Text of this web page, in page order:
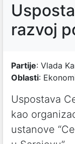
razvoj
Partije: Vlada
Oblasti:
Uspostava
kao
ustanove